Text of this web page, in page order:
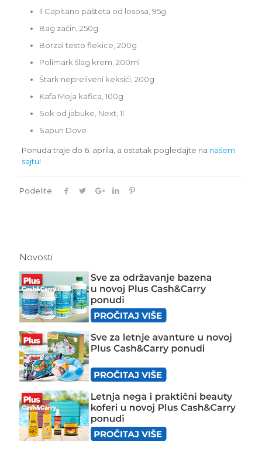
Il Capitano pašteta od lososa, 95g
Bag začin, 250g
Borzal testo flekice, 200g
Polimark šlag krem, 200ml
Štark nepreliveni keksići, 200g
Kafa Moja kafica, 100g
Sok od jabuke, Next, 1l
Sapun Dove
Ponuda traje do 6. aprila, a ostatak pogledajte na našem
sajtu!
Podelite
Novosti